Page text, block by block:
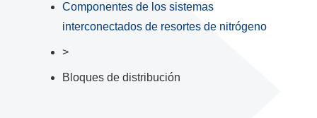
Componentes de los sistemas
interconectados de resortes de nitrógeno
>
Bloques de distribución